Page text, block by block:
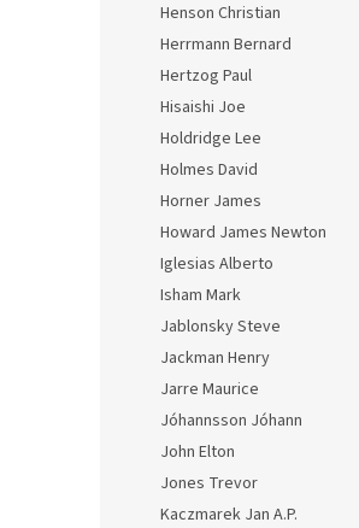
Henson Christian
Herrmann Bernard
Hertzog Paul
Hisaishi Joe
Holdridge Lee
Holmes David
Horner James
Howard James Newton
Iglesias Alberto
Isham Mark
Jablonsky Steve
Jackman Henry
Jarre Maurice
Jóhannsson Jóhann
John Elton
Jones Trevor
Kaczmarek Jan A.P.